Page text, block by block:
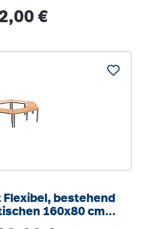
Preis:
€
bestehend
160x80 cm